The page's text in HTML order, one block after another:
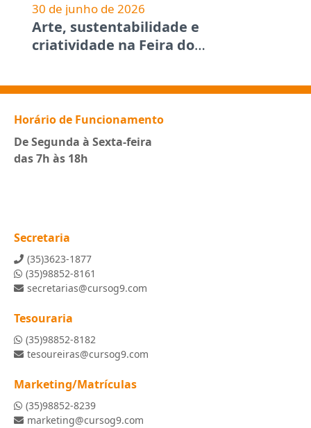
30 de junho de 2026
Arte, sustentabilidade e
criatividade na Feira do…
Horário de Funcionamento
De Segunda à Sexta-feira
das 7h às 18h
Secretaria
(35)3623-1877
(35)98852-8161
secretarias@cursog9.com
Tesouraria
(35)98852-8182
tesoureiras@cursog9.com
Marketing/Matrículas
(35)98852-8239
marketing@cursog9.com